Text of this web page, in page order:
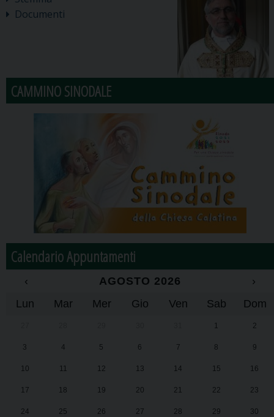
Documenti
CAMMINO SINODALE
Calendario Appuntamenti
‹ AGOSTO 2026
›
Lun
Mar Mer Gio Ven Sab Dom
1 2
3 4 5 6 7 8 9
10 11 12 13 14 15 16
17 18 19 20 21 22 23
24 25 26 27 28 29 30